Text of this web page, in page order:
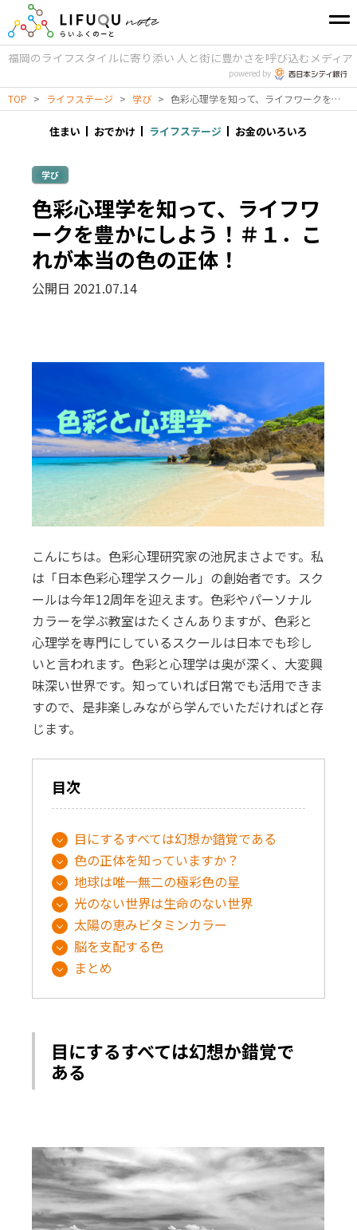
福岡のライフスタイルに寄り添い 人と街に豊かさを呼び込むメディア
powered by
TOP > ライフステージ > 学び > 色彩心理学を知って、ライフワークを豊かにしよう！＃１．これが本当の色の正体！
住まい おでかけ ライフステージ お金のいろいろ
学び
色彩心理学を知って、ライフワ
ークを豊かにしよう！＃１．こ
れが本当の色の正体！
公開日 2021.07.14
こんにちは。色彩心理研究家の池尻まさよです。私
は「日本色彩心理学スクール」の創始者です。スク
ールは今年12周年を迎えます。色彩やパーソナル
カラーを学ぶ教室はたくさんありますが、色彩と
心理学を専門にしているスクールは日本でも珍し
いと言われます。色彩と心理学は奥が深く、大変興
味深い世界です。知っていれば日常でも活用できま
すので、是非楽しみながら学んでいただければと存
じます。
目次
目にするすべては幻想か錯覚である
色の正体を知っていますか？
地球は唯一無二の極彩色の星
光のない世界は生命のない世界
太陽の恵みビタミンカラー
脳を支配する色
まとめ
目にするすべては幻想か錯覚で
ある